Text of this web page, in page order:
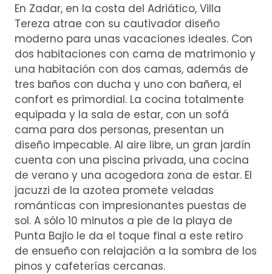
En Zadar, en la costa del Adriático, Villa
Tereza atrae con su cautivador diseño
moderno para unas vacaciones ideales. Con
dos habitaciones con cama de matrimonio y
una habitación con dos camas, además de
tres baños con ducha y uno con bañera, el
confort es primordial. La cocina totalmente
equipada y la sala de estar, con un sofá
cama para dos personas, presentan un
diseño impecable. Al aire libre, un gran jardín
cuenta con una piscina privada, una cocina
de verano y una acogedora zona de estar. El
jacuzzi de la azotea promete veladas
románticas con impresionantes puestas de
sol. A sólo 10 minutos a pie de la playa de
Punta Bajlo le da el toque final a este retiro
de ensueño con relajación a la sombra de los
pinos y cafeterías cercanas.